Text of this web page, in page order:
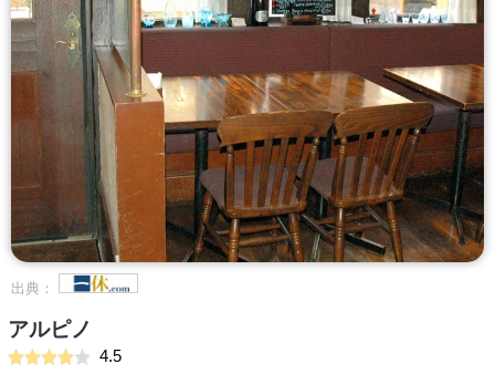
出典：
アルピノ
4.5